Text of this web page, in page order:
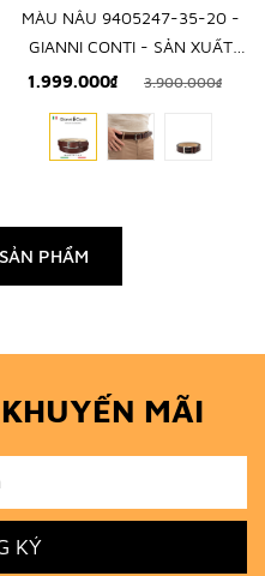
MÀU NÂU 9405247-35-20 -
GIANNI CONTI - SẢN XUẤT
THỦ CÔNG TỪ ITALIA
1.999.000₫ 3.900.000₫
PHẨM
MÃI
KÝ